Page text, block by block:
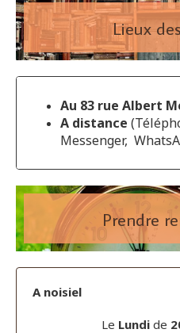
Lieux
Au 83 rue Albert
A distance
Messenger,
Prendre
A noisiel
Le Lundide